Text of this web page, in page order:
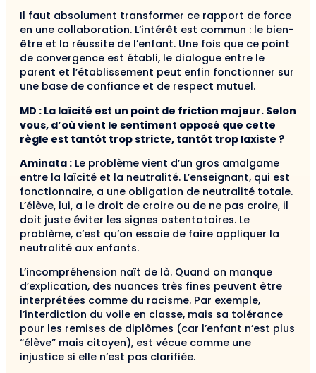
Il faut absolument transformer ce rapport de force
en une collaboration. L’intérêt est commun : le bien-
être et la réussite de l’enfant. Une fois que ce point
de convergence est établi, le dialogue entre le
parent et l’établissement peut enfin fonctionner sur
une base de confiance et de respect mutuel.
MD : La laïcité est un point de friction majeur. Selon
vous, d’où vient le sentiment opposé que cette
règle est tantôt trop stricte, tantôt trop laxiste ?
Aminata : Le problème vient d’un gros amalgame
entre la laïcité et la neutralité. L’enseignant, qui est
fonctionnaire, a une obligation de neutralité totale.
L’élève, lui, a le droit de croire ou de ne pas croire, il
doit juste éviter les signes ostentatoires. Le
problème, c’est qu’on essaie de faire appliquer la
neutralité aux enfants.
L’incompréhension naît de là. Quand on manque
d’explication, des nuances très fines peuvent être
interprétées comme du racisme. Par exemple,
l’interdiction du voile en classe, mais sa tolérance
pour les remises de diplômes (car l’enfant n’est plus
“élève” mais citoyen), est vécue comme une
injustice si elle n’est pas clarifiée.